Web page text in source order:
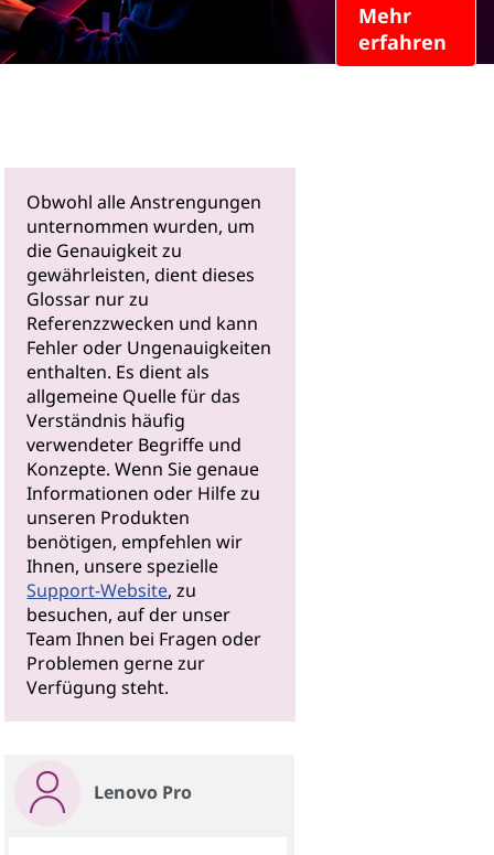
Mehr
erfahren
Obwohl alle Anstrengungen
unternommen wurden, um
die Genauigkeit zu
gewährleisten, dient dieses
Glossar nur zu
Referenzzwecken und kann
Fehler oder Ungenauigkeiten
enthalten. Es dient als
allgemeine Quelle für das
Verständnis häufig
verwendeter Begriffe und
Konzepte. Wenn Sie genaue
Informationen oder Hilfe zu
unseren Produkten
benötigen, empfehlen wir
Ihnen, unsere spezielle
Support-Website, zu
besuchen, auf der unser
Team Ihnen bei Fragen oder
Problemen gerne zur
Verfügung steht.
Lenovo Pro